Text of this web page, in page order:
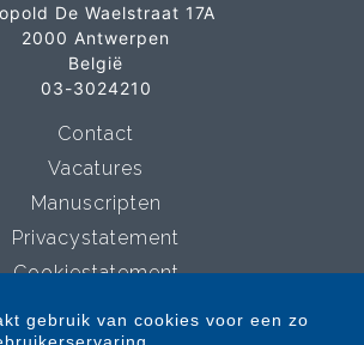
De Waelstraat 17A
2000 Antwerpen
België
03-3024210
Contact
Vacatures
Manuscripten
Privacystatement
Cookiestatement
gebruik van cookies voor een zo